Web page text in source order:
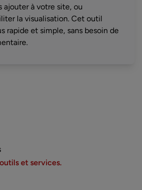
ajouter à votre site, ou
la visualisation. Cet outil
rapide et simple, sans besoin de
et services.